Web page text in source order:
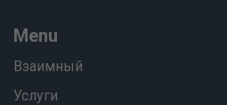
Menu
Взаимный
Услуги